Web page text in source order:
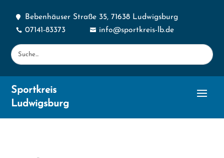
 Bebenhäuser Straße 35, 71638 Ludwigsburg
 07141-83373  info@sportkreis-lb.de
Sportkreis
Ludwigsburg